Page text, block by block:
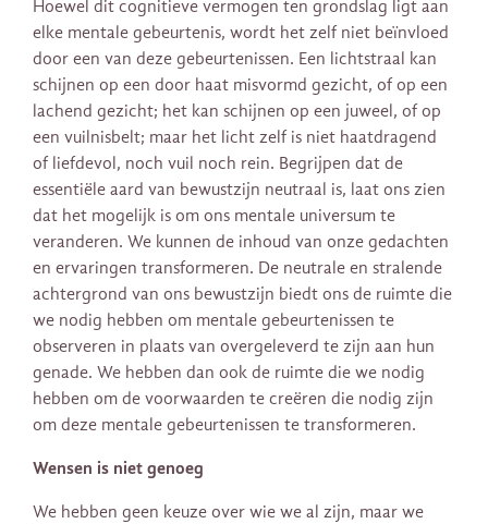
Hoewel dit cognitieve vermogen ten grondslag ligt aan
elke mentale gebeurtenis, wordt het zelf niet beïnvloed
door een van deze gebeurtenissen. Een lichtstraal kan
schijnen op een door haat misvormd gezicht, of op een
lachend gezicht; het kan schijnen op een juweel, of op
een vuilnisbelt; maar het licht zelf is niet haatdragend
of liefdevol, noch vuil noch rein. Begrijpen dat de
essentiële aard van bewustzijn neutraal is, laat ons zien
dat het mogelijk is om ons mentale universum te
veranderen. We kunnen de inhoud van onze gedachten
en ervaringen transformeren. De neutrale en stralende
achtergrond van ons bewustzijn biedt ons de ruimte die
we nodig hebben om mentale gebeurtenissen te
observeren in plaats van overgeleverd te zijn aan hun
genade. We hebben dan ook de ruimte die we nodig
hebben om de voorwaarden te creëren die nodig zijn
om deze mentale gebeurtenissen te transformeren.
Wensen is niet genoeg
We hebben geen keuze over wie we al zijn, maar we